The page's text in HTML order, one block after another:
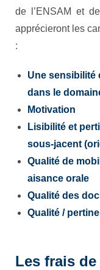
de l’ENSAM et
apprécieront les
:
Une sensibilité
dans le
Motivation
Lisibilité et
sous-jacent
Qualité de
aisance orale
Qualité des
Qualité /
Les frais